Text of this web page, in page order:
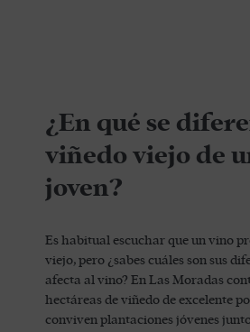
¿En qué se
viñedo viejo de
joven?
Es habitual escuchar que un vino
viejo, pero ¿sabes cuáles son sus
afecta al vino? En Las Moradas
hectáreas de viñedo de excelente
conviven plantaciones jóvenes